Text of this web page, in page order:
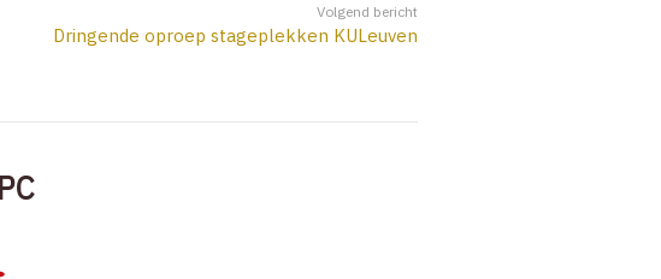
Volgend bericht
Dringende oproep stageplekken KULeuven